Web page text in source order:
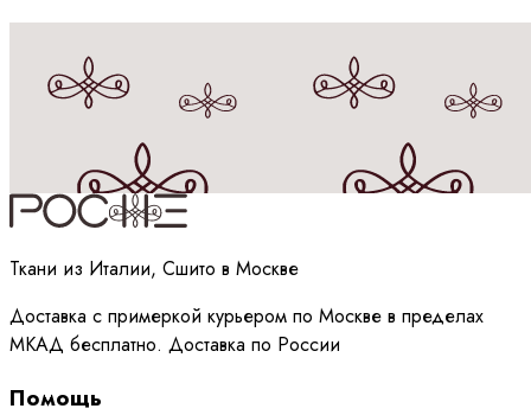
Принимаюполитикуобработки данных
Ткани из Италии, Сшито в Москве
Доставка с примеркой курьером по Москве в пределах
МКАД бесплатно. Доставка по России
Помощь